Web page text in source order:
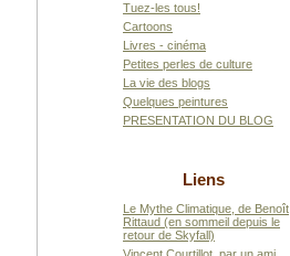
Tuez-les tous!
Cartoons
Livres - cinéma
Petites perles de culture
La vie des blogs
Quelques peintures
PRESENTATION DU BLOG
Liens
Le Mythe Climatique, de Benoît
Rittaud (en sommeil depuis le
retour de Skyfall)